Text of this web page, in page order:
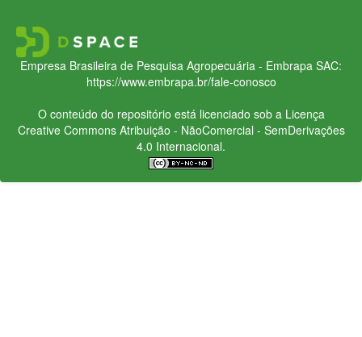
Empresa Brasileira de Pesquisa Agropecuária - Embrapa SAC:
https://www.embrapa.br/fale-conosco
O conteúdo do repositório está licenciado sob a Licença
Creative CommonsAtribuição - NãoComercial - SemDerivações
4.0 Internacional.